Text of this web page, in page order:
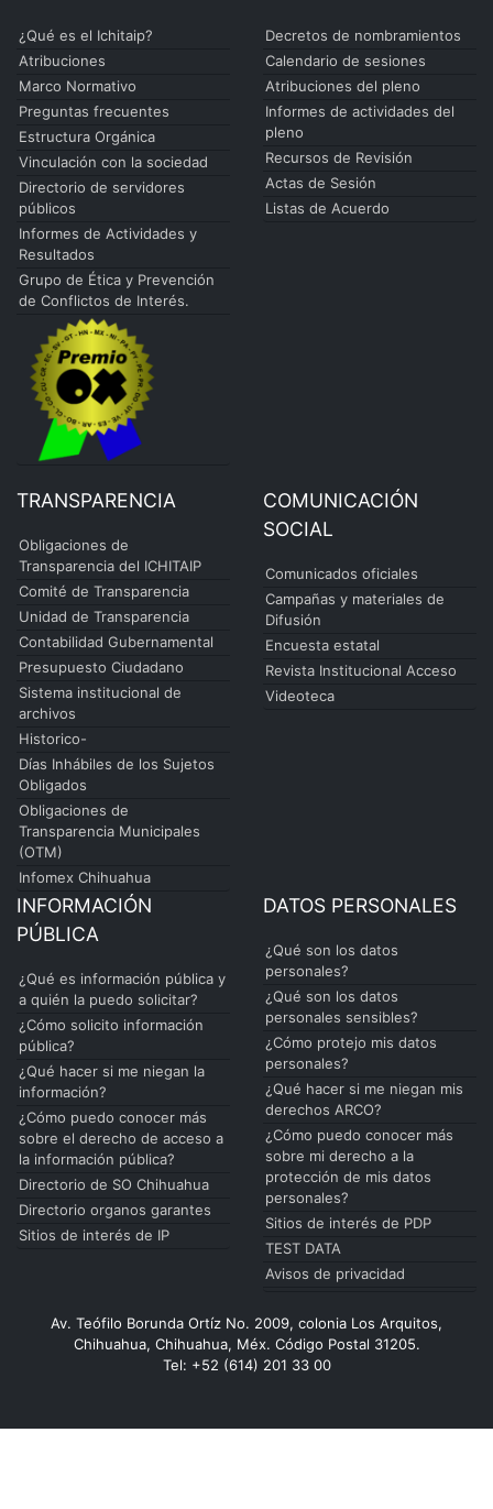
¿Qué es el Ichitaip?
Atribuciones
Marco Normativo
Preguntas frecuentes
Estructura Orgánica
Vinculación con la sociedad
Directorio de servidores
públicos
Informes de Actividades y
Resultados
Grupo de Ética y Prevención
de Conflictos de Interés.
Decretos de nombramientos
Calendario de sesiones
Atribuciones del pleno
Informes de actividades del
pleno
Recursos de Revisión
Actas de Sesión
Listas de Acuerdo
TRANSPARENCIA
Obligaciones de
Transparencia del ICHITAIP
Comité de Transparencia
Unidad de Transparencia
Contabilidad Gubernamental
Presupuesto Ciudadano
Sistema institucional de
archivos
Historico-
Días Inhábiles de los Sujetos
Obligados
Obligaciones de
Transparencia Municipales
(OTM)
Infomex Chihuahua
COMUNICACIÓN
SOCIAL
Comunicados oficiales
Campañas y materiales de
Difusión
Encuesta estatal
Revista Institucional Acceso
Videoteca
INFORMACIÓN
PÚBLICA
¿Qué es información pública y
a quién la puedo solicitar?
¿Cómo solicito información
pública?
¿Qué hacer si me niegan la
información?
¿Cómo puedo conocer más
sobre el derecho de acceso a
la información pública?
Directorio de SO Chihuahua
Directorio organos garantes
Sitios de interés de IP
DATOS PERSONALES
¿Qué son los datos
personales?
¿Qué son los datos
personales sensibles?
¿Cómo protejo mis datos
personales?
¿Qué hacer si me niegan mis
derechos ARCO?
¿Cómo puedo conocer más
sobre mi derecho a la
protección de mis datos
personales?
Sitios de interés de PDP
TEST DATA
Avisos de privacidad
Av. Teófilo Borunda Ortíz No. 2009, colonia Los Arquitos,
Chihuahua, Chihuahua, Méx. Código Postal 31205.
Tel: +52 (614) 201 33 00